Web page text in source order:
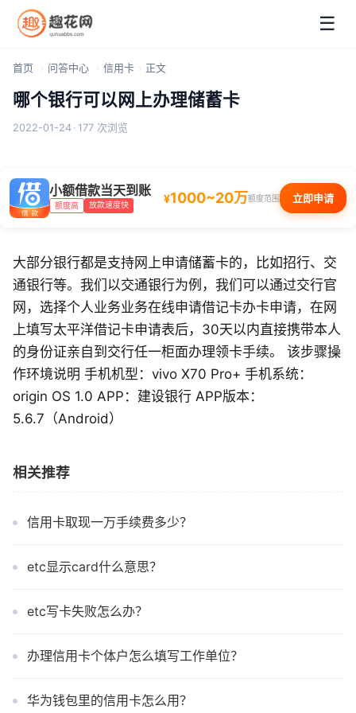
☰
首页 问答中心 信用卡 正文
哪个银行可以网上办理储蓄卡
2022-01-24 · 177 次浏览
小额借款当天到账
额度高 放款速度快 ¥1000~20万额度范围 立即申请
大部分银行都是支持网上申请储蓄卡的，比如招行、交
通银行等。我们以交通银行为例，我们可以通过交行官
网，选择个人业务业务在线申请借记卡办卡申请，在网
上填写太平洋借记卡申请表后，30天以内直接携带本人
的身份证亲自到交行任一柜面办理领卡手续。 该步骤操
作环境说明 手机机型：vivo X70 Pro+ 手机系统：
origin OS 1.0 APP：建设银行 APP版本：
5.6.7（Android）
相关推荐
信用卡取现一万手续费多少？
etc显示card什么意思？
etc写卡失败怎么办？
办理信用卡个体户怎么填写工作单位？
华为钱包里的信用卡怎么用？